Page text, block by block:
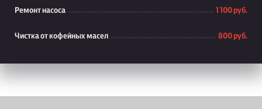
Ремонт насоса 1 100 руб.
Чистка от кофейных масел 800 руб.